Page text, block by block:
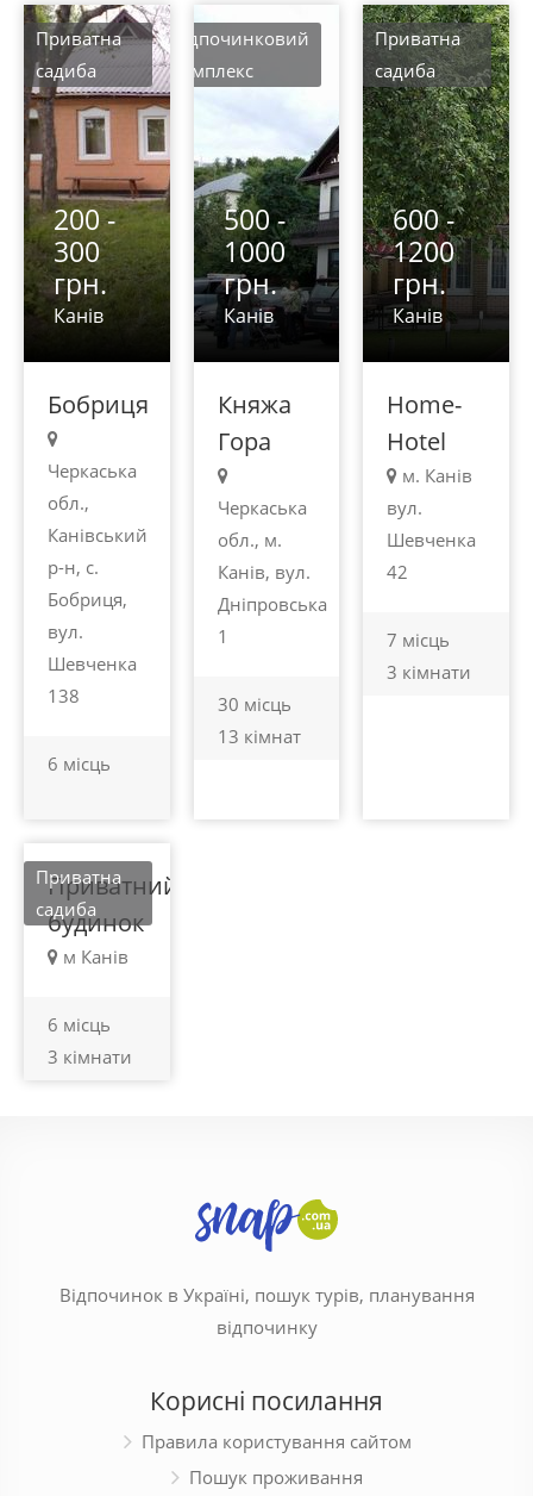
200 -
300
грн.
Канів
Бобриця
Черкаська
обл.,
Канівський
р-н, с.
Бобриця,
вул.
Шевченка
138
6 місць
Приватна
садиба
500 -
1000
грн.
Канів
Княжа
Гора
Черкаська
обл., м.
Канів, вул.
Дніпровська
1
30 місць
13 кімнат
Відпочинковий
комплекс
600 -
1200
грн.
Канів
Home-
Hotel
м. Канів
вул.
Шевченка
42
7 місць
3 кімнати
Приватна
садиба
200 -
грн.
Приватний
будинок
м Канів
6 місць
3 кімнати
Приватна
садиба
Відпочинок в Україні, пошук турів, планування
відпочинку
Корисні посилання
Правила користування сайтом
Пошук проживання